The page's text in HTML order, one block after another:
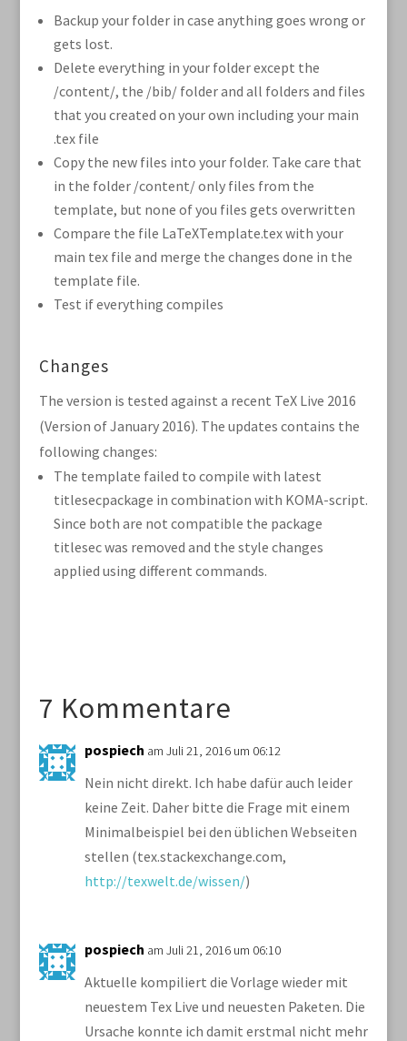
Backup your folder in case anything goes wrong or
gets lost.
Delete everything in your folder except the
/content/, the /bib/ folder and all folders and files
that you created on your own including your main
.tex file
Copy the new files into your folder. Take care that
in the folder /content/ only files from the
template, but none of you files gets overwritten
Compare the file LaTeXTemplate.tex with your
main tex file and merge the changes done in the
template file.
Test if everything compiles
Changes
The version is tested against a recent TeX Live 2016
(Version of January 2016). The updates contains the
following changes:
The template failed to compile with latest
titlesecpackage in combination with KOMA-script.
Since both are not compatible the package
titlesec was removed and the style changes
applied using different commands.
7 Kommentare
pospiech am Juli 21, 2016 um 06:12
Nein nicht direkt. Ich habe dafür auch leider
keine Zeit. Daher bitte die Frage mit einem
Minimalbeispiel bei den üblichen Webseiten
stellen (tex.stackexchange.com,
http://texwelt.de/wissen/)
pospiech am Juli 21, 2016 um 06:10
Aktuelle kompiliert die Vorlage wieder mit
neuestem Tex Live und neuesten Paketen. Die
Ursache konnte ich damit erstmal nicht mehr